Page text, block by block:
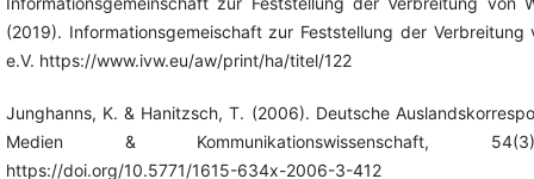
(2019). Informationsgemeischaft zur Feststellung der Verbreitung
e.V. https://www.ivw.eu/aw/print/ha/titel/122
Junghanns, K. & Hanitzsch, T. (2006). Deutsche
Medien & Kommunikationswissenschaft,
https://doi.org/10.5771/1615-634x-2006-3-412